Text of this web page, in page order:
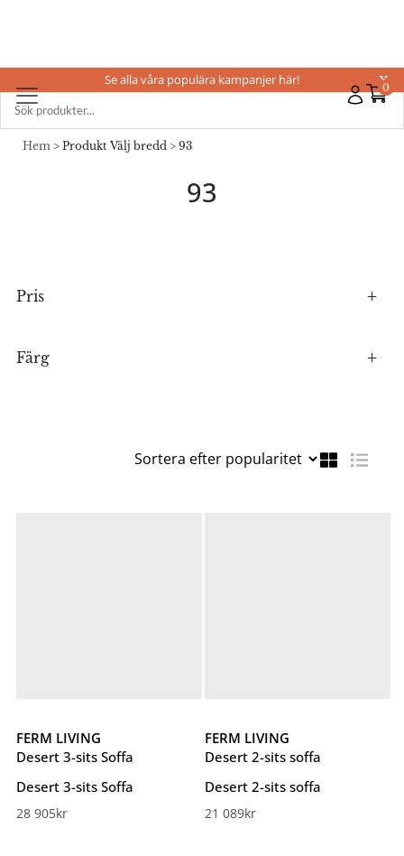
0
Se alla våra populära kampanjer här! X
Hem > Produkt Välj bredd > 93
93
Pris
Färg
FERM LIVING
Desert 3-sits Soffa
Desert 3-sits Soffa
28 905kr
FERM LIVING
Desert 2-sits soffa
Desert 2-sits soffa
21 089kr